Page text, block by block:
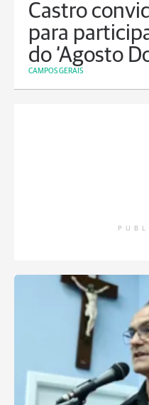
Castro
para
do ‘Agosto
CAMPOS GERAIS